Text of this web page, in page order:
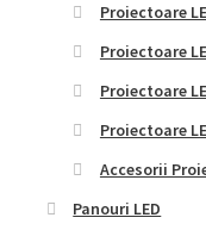
Proiectoare
Proiectoare
Proiectoare
Proiectoare
Accesorii
Panouri LED